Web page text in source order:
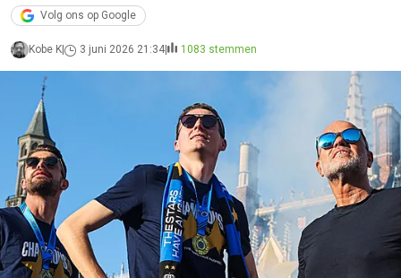
Volg ons op Google
Kobe K 3 juni 2026 21:34 1083 stemmen